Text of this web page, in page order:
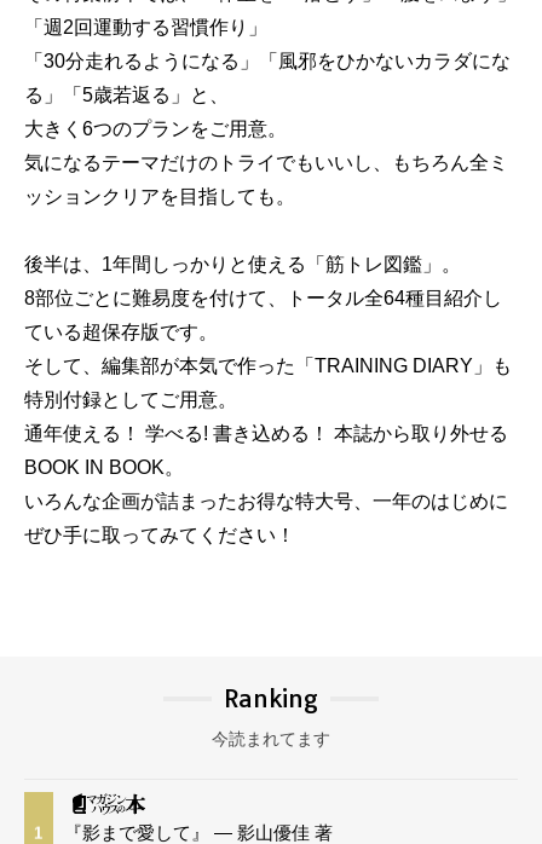
「週2回運動する習慣作り」
「30分走れるようになる」「風邪をひかないカラダにな
る」「5歳若返る」と、
大きく6つのプランをご用意。
気になるテーマだけのトライでもいいし、もちろん全ミ
ッションクリアを目指しても。
後半は、1年間しっかりと使える「筋トレ図鑑」。
8部位ごとに難易度を付けて、トータル全64種目紹介し
ている超保存版です。
そして、編集部が本気で作った「TRAINING DIARY」も
特別付録としてご用意。
通年使える！ 学べる! 書き込める！ 本誌から取り外せる
BOOK IN BOOK。
いろんな企画が詰まったお得な特大号、一年のはじめに
ぜひ手に取ってみてください！
Ranking
今読まれてます
1 『影まで愛して』 — 影山優佳 著